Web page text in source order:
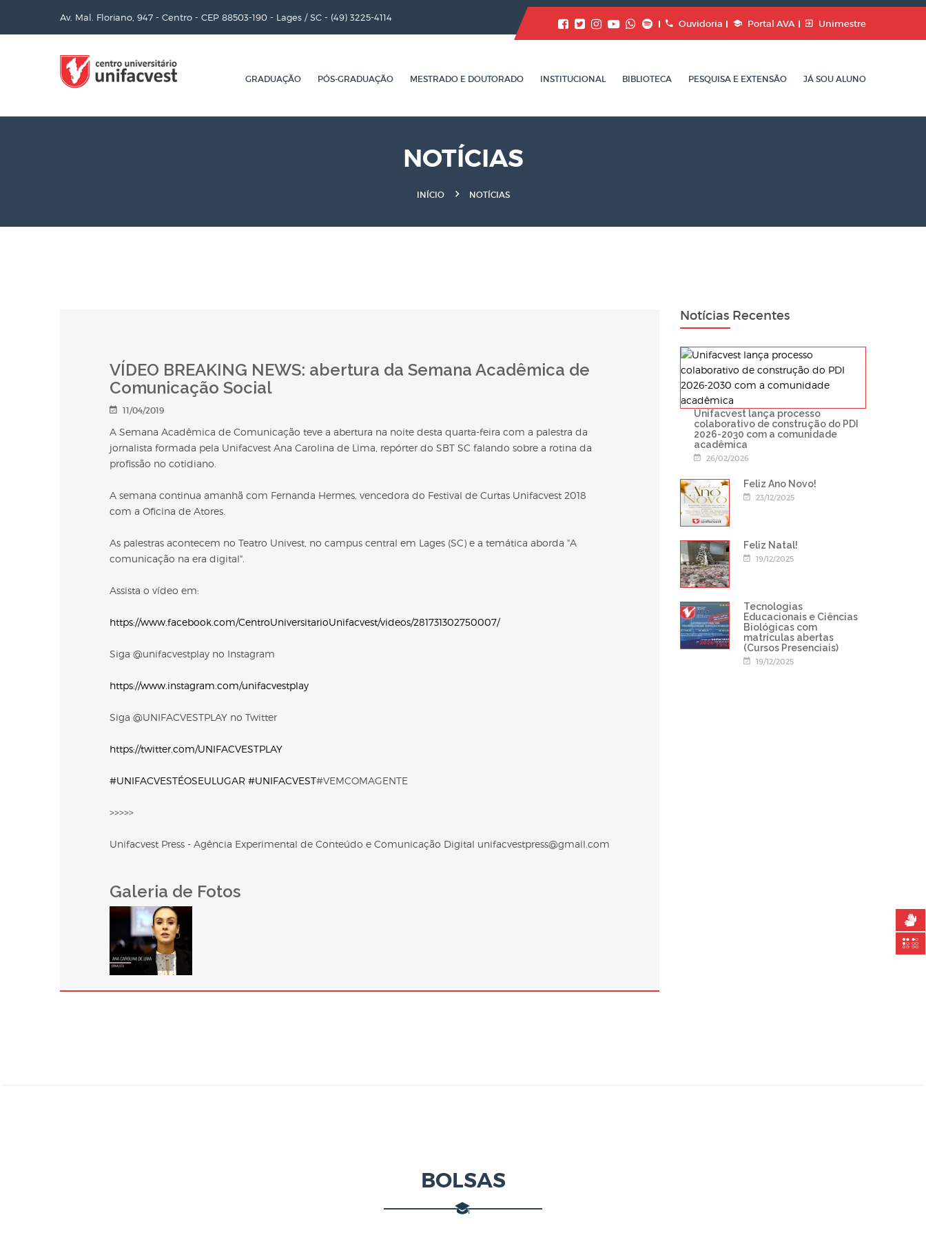
Av. Mal. Floriano, 947 - Centro - CEP 88503-190 - Lages / SC - (49) 3225-4114
Ouvidoria Portal AVA Unimestre
GRADUAÇÃO PÓS-GRADUAÇÃO MESTRADO E DOUTORADO INSTITUCIONAL BIBLIOTECA PESQUISA E EXTENSÃO JÁ SOU ALUNO
NOTÍCIAS
INÍCIO NOTÍCIAS
VÍDEO BREAKING NEWS: abertura da Semana Acadêmica de
Comunicação Social
11/04/2019
A Semana Acadêmica de Comunicação teve a abertura na noite desta quarta-feira com a palestra da
jornalista formada pela Unifacvest Ana Carolina de Lima, repórter do SBT SC falando sobre a rotina da
profissão no cotidiano.
A semana continua amanhã com Fernanda Hermes, vencedora do Festival de Curtas Unifacvest 2018
com a Oficina de Atores.
As palestras acontecem no Teatro Univest, no campus central em Lages (SC) e a temática aborda "A
comunicação na era digital".
Assista o vídeo em:
https://www.facebook.com/CentroUniversitarioUnifacvest/videos/281731302750007/
Siga @unifacvestplay no Instagram
https://www.instagram.com/unifacvestplay
Siga @UNIFACVESTPLAY no Twitter
https://twitter.com/UNIFACVESTPLAY
#UNIFACVESTÉOSEULUGAR #UNIFACVEST#VEMCOMAGENTE
>>>>>
Unifacvest Press - Agência Experimental de Conteúdo e Comunicação Digital unifacvestpress@gmail.com
Galeria de Fotos
Notícias Recentes
Unifacvest lança processo
colaborativo de construção do PDI
2026-2030 com a comunidade
acadêmica
26/02/2026
Feliz Ano Novo!
23/12/2025
Feliz Natal!
19/12/2025
Tecnologias
Educacionais e Ciências
Biológicas com
matrículas abertas
(Cursos Presenciais)
19/12/2025
BOLSAS